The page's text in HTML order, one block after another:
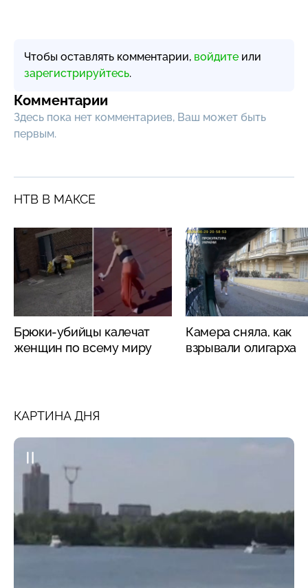
Чтобы оставлять комментарии, войдите или
зарегистрируйтесь.
Комментарии
Здесь пока нет комментариев, Ваш может быть
первым.
НТВ В МАКСЕ
Брюки-убийцы калечат
женщин по всему миру
Камера сняла, как
взрывали олигарха
КАРТИНА ДНЯ